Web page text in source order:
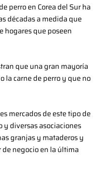
perro en Corea del Sur ha
décadas a medida que
hogares que poseen
que una gran mayoría
la carne de perro y que no
mercados de este tipo de
y diversas asociaciones
granjas y mataderos y
negocio en la última